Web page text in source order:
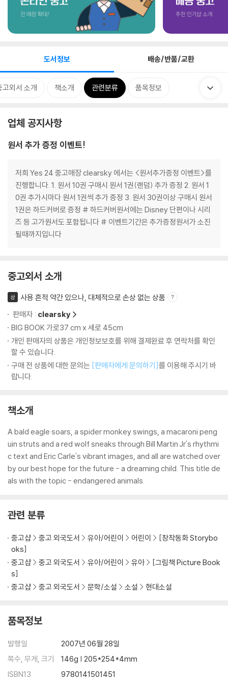
도서정보 배송/반품/교환
고외서 소개 책소개 관련분류 품목정보
업체 공지사항
원서 추가 증정 이벤트!
저희 Yes 24 중고매장 clearsky 에서는 <원서추가증정 이벤트>를
진행합니다. 1. 원서 10권 구매시 원서 1권(랜덤) 추가 증정 2. 원서 1
0권 추가시마다 원서 1권씩 추가 증정 3. 원서 30권이상 구매시 원서
1권은 하드커버로 증정 # 하드커버원서에는 Disney 단편이나 시리
즈 등 고가원서도 포함됩니다 # 이벤트기간은 추가증정원서가 소진
될때까지입니다
중고외서 소개
상
사용 흔적 약간 있으나, 대체적으로 손상 없는 상품
판매자 : clearsky
BIG BOOK 가로37 cm x 세로 45cm
개인 판매자의 상품은 개인정보보호를 위해 결제완료 후 연락처를 확인
할 수 있습니다.
구매 전 상품에 대한 문의는 [판매자에게 문의하기]를 이용해 주시기 바
랍니다.
책소개
A bald eagle soars, a spider monkey swings, a macaroni peng
uin struts and a red wolf sneaks through Bill Martin Jr's rhythmi
c text and Eric Carle's vibrant images, and all are watched over
by our best hope for the future - a dreaming child. This title de
als with the topic - endangered animals.
관련 분류
중고샵 중고 외국도서 유아/어린이 어린이
[창작동화 Storybo
oks]
중고샵
중고 외국도서 유아/어린이 유아
[그림책 Picture Book
s]
중고샵
중고 외국도서 문학/소설 소설 현대소설
품목정보
발행일
2007년 06월 28일
쪽수, 무게, 크기
146g | 205*254*4mm
ISBN13
9780141501451